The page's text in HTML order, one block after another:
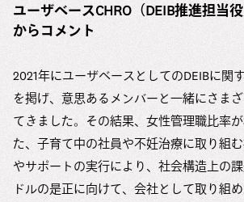
ユーザベースCHRO（DEIB推進担当
からコメント
2021年にユーザベースとしてのDEIBに関
を掲げ、意思あるメンバーと一緒にさま
てきました。その結果、女性管理職比率が
た、子育て中の社員や不妊治療に取り組
やサポートの実行により、社会構造上の
ドルの是正に向けて、会社として取り組